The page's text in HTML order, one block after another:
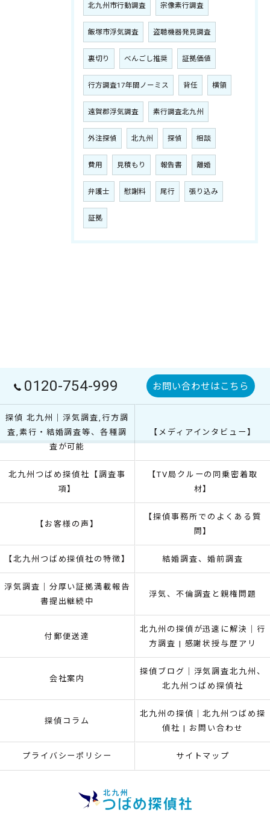
北九州市行動調査 宗像素行調査
飯塚市浮気調査 盗聴機器発見調査
裏切り べんごし推奨 証拠価値
行方調査17年間ノーミス 背任 横領
遠賀郡浮気調査 素行調査北九州
外注探偵 北九州 探偵 相談
費用 見積もり 報告書 離婚
弁護士 慰謝料 尾行 張り込み
証拠
0120-754-999 お問い合わせはこちら
探偵 北九州｜浮気調査,行方調
査,素行・結婚調査等、各種調
査が可能
【メディアインタビュー】
北九州つばめ探偵社【調査事
項】
【TV局クルーの同乗密着取
材】
【お客様の声】
【探偵事務所でのよくある質
問】
【北九州つばめ探偵社の特徴】 結婚調査、婚前調査
浮気調査｜分厚い証拠満載報告
書提出継続中
浮気、不倫調査と親権問題
付郵便送達
北九州の探偵が迅速に解決｜行
方調査 | 感謝状授与歴アリ
会社案内
探偵ブログ｜浮気調査北九州、
北九州つばめ探偵社
探偵コラム
北九州の探偵｜北九州つばめ探
偵社 | お問い合わせ
プライバシーポリシー サイトマップ